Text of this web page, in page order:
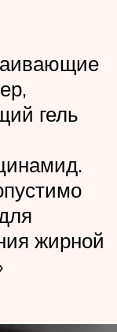
гель
жирной